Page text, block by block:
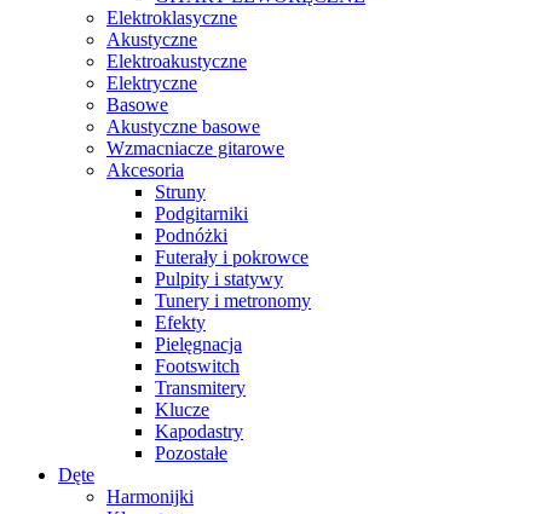
Elektroklasyczne
Akustyczne
Elektroakustyczne
Elektryczne
Basowe
Akustyczne basowe
Wzmacniacze gitarowe
Akcesoria
Struny
Podgitarniki
Podnóżki
Futerały i pokrowce
Pulpity i statywy
Tunery i metronomy
Efekty
Pielęgnacja
Footswitch
Transmitery
Klucze
Kapodastry
Pozostałe
Dęte
Harmonijki